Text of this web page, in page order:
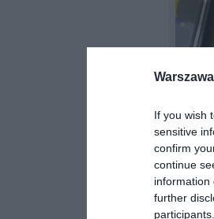
If you wish
sensitive
confirm
continue
information
further